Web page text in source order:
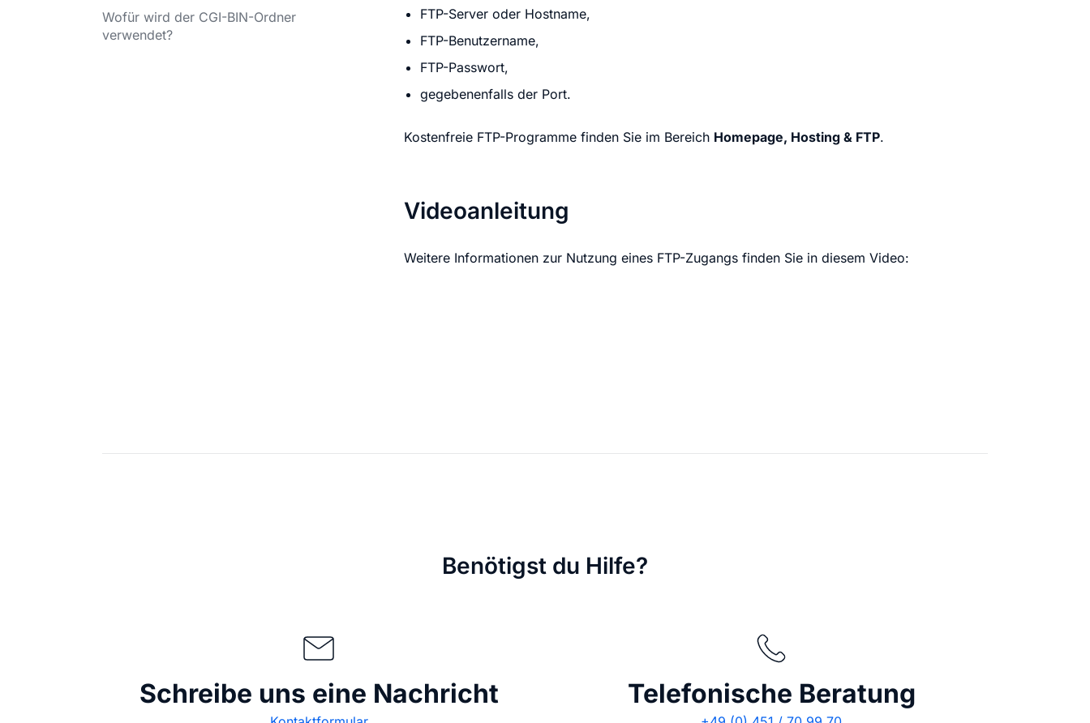
Wofür wird der CGI-BIN-Ordner
verwendet?
FTP-Server oder Hostname,
FTP-Benutzername,
FTP-Passwort,
gegebenenfalls der Port.
Kostenfreie FTP-Programme finden Sie im Bereich Homepage, Hosting & FTP.
Videoanleitung
Weitere Informationen zur Nutzung eines FTP-Zugangs finden Sie in diesem Video:
Mit dem Abspielen akzeptierst du die
Benötigst du Hilfe?
Schreibe uns eine Nachricht Telefonische Beratung